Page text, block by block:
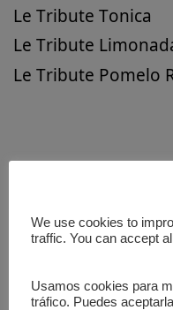
Le Tribute Tonica
Le Tribute
Le Tribute Pomelo
We use cookies to
traffic. You can accept
Usamos cookies para
tráfico. Puedes